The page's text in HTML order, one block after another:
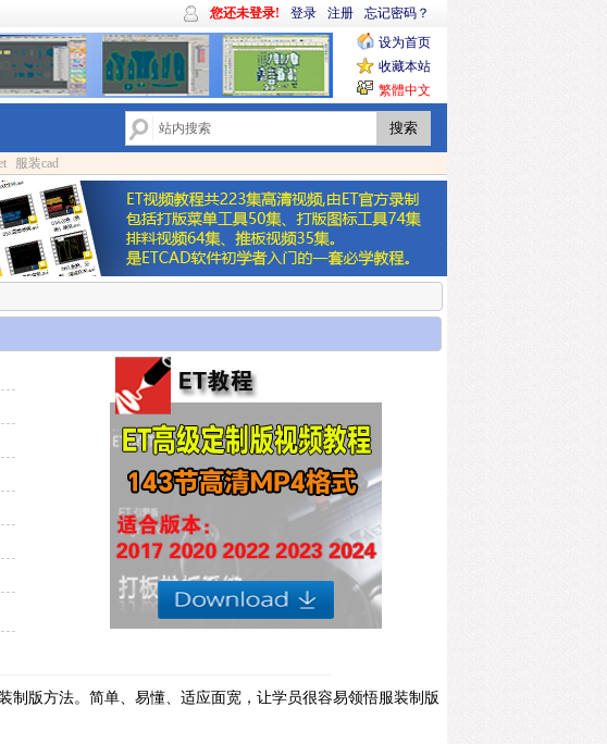
您还未登录! 登录 注册
忘记密码？
设为首页
收藏本站
繁體中文
服装cad
制版方法。简单、易懂、适应面宽，让学员很容易领悟服装制版